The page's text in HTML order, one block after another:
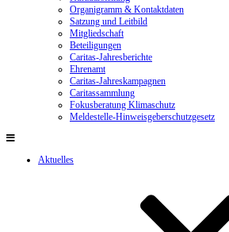
Organigramm & Kontaktdaten
Satzung und Leitbild
Mitgliedschaft
Beteiligungen
Caritas-Jahresberichte
Ehrenamt
Caritas-Jahreskampagnen
Caritassammlung
Fokusberatung Klimaschutz
Meldestelle-Hinweisgeberschutzgesetz
Aktuelles